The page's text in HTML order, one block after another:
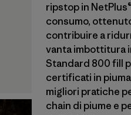
ripstop in
consumo,
contribuire a
vanta imbottitura
Standard 800 fill
certificati in
migliori pratiche
chain di piume e